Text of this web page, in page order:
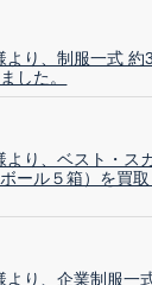
り、制服一式 約
した。
り、ベスト・ス
ール５箱）を買
り、企業制服一